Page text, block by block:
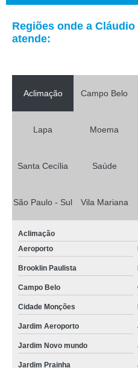
Regiões onde a
atende:
Aclimação Campo Belo
Lapa Moema
Santa Cecília Saúde
São Paulo - Sul Vila Mariana
Aclimação
Aeroporto
Brooklin Paulista
Campo Belo
Cidade Monções
Jardim Aeroporto
Jardim Novo mundo
Jardim Prainha